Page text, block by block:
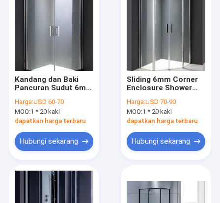
Kandang dan Baki
Pancuran Sudut 6mm
Harga:USD 60-70
MOQ:1 * 20 kaki
dapatkan harga terbaru
Hubungi sekarang
Sliding 6mm Corner
Enclosure Shower
Harga:USD 70-90
MOQ:1 * 20 kaki
dapatkan harga terbaru
Hubungi sekarang